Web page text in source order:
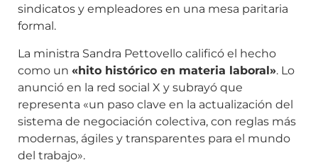
sindicatos y empleadores en una mesa paritaria
formal.
La ministra Sandra Pettovello calificó el hecho
como un «hito histórico en materia laboral». Lo
anunció en la red social X y subrayó que
representa «un paso clave en la actualización del
sistema de negociación colectiva, con reglas más
modernas, ágiles y transparentes para el mundo
del trabajo».